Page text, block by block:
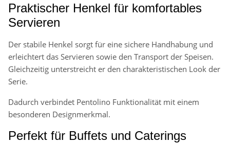
Praktischer Henkel für komfortables
Servieren
Der stabile Henkel sorgt für eine sichere Handhabung und
erleichtert das Servieren sowie den Transport der Speisen.
Gleichzeitig unterstreicht er den charakteristischen Look der
Serie.
Dadurch verbindet Pentolino Funktionalität mit einem
besonderen Designmerkmal.
Perfekt für Buffets und Caterings